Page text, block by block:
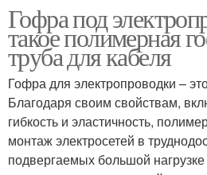
Гофра под
такое полимерная
труба для кабеля
Гофра для электропроводки –
Благодаря своим свойствам,
гибкость и эластичность,
монтаж электросетей в
подвергаемых большой